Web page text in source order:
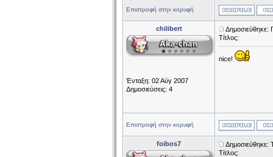
Επιστροφή στην κορυφή
chilibert
Ένταξη: 02 Αύγ 2007
Δημοσιεύσεις: 4
Δημοσιεύθηκε:
Τίτλος:
nice!
Επιστροφή στην κορυφή
foibos7
Δημοσιεύθηκε:
Τίτλος: